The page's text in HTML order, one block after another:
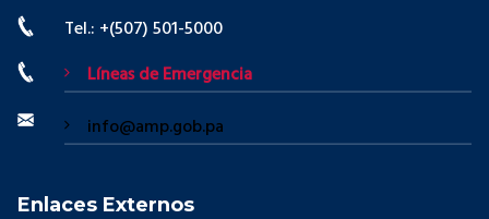
Tel.: +(507) 501-5000
Líneas de Emergencia
info@amp.gob.pa
Enlaces Externos